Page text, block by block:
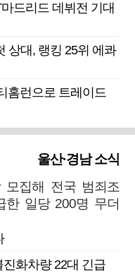
드리드 데뷔전 기대
상대, 랭킹 25위 에콰
홈런으로 트레이드
울산·경남 소식
모집해 전국 범죄조
한 일당 200명 무더
화차량 22대 긴급